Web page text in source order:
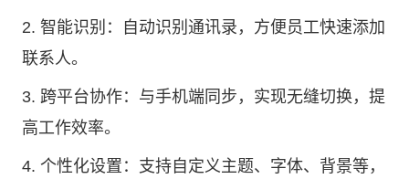
2. 智能识别：自动识别通讯录，方便员工快速添加
联系人。
3. 跨平台协作：与手机端同步，实现无缝切换，提
高工作效率。
4. 个性化设置：支持自定义主题、字体、背景等，